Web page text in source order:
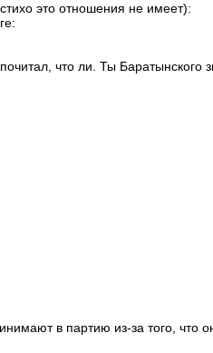
это отношения не имеет):
что ли. Ты Баратынского
в партию из-за того, что